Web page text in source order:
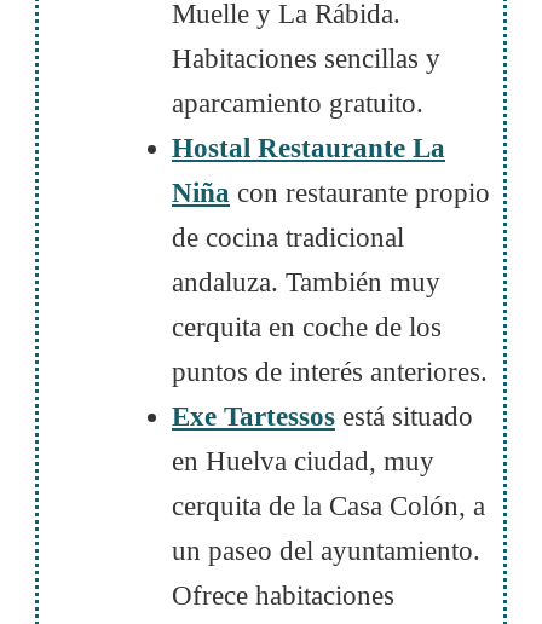
Muelle y La Rábida.
Habitaciones sencillas y
aparcamiento gratuito.
Hostal Restaurante La
Niña con restaurante propio
de cocina tradicional
andaluza. También muy
cerquita en coche de los
puntos de interés anteriores.
Exe Tartessos está situado
en Huelva ciudad, muy
cerquita de la Casa Colón, a
un paseo del ayuntamiento.
Ofrece habitaciones